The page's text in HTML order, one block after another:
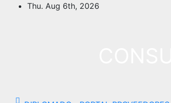
Thu. Aug 6th, 2026